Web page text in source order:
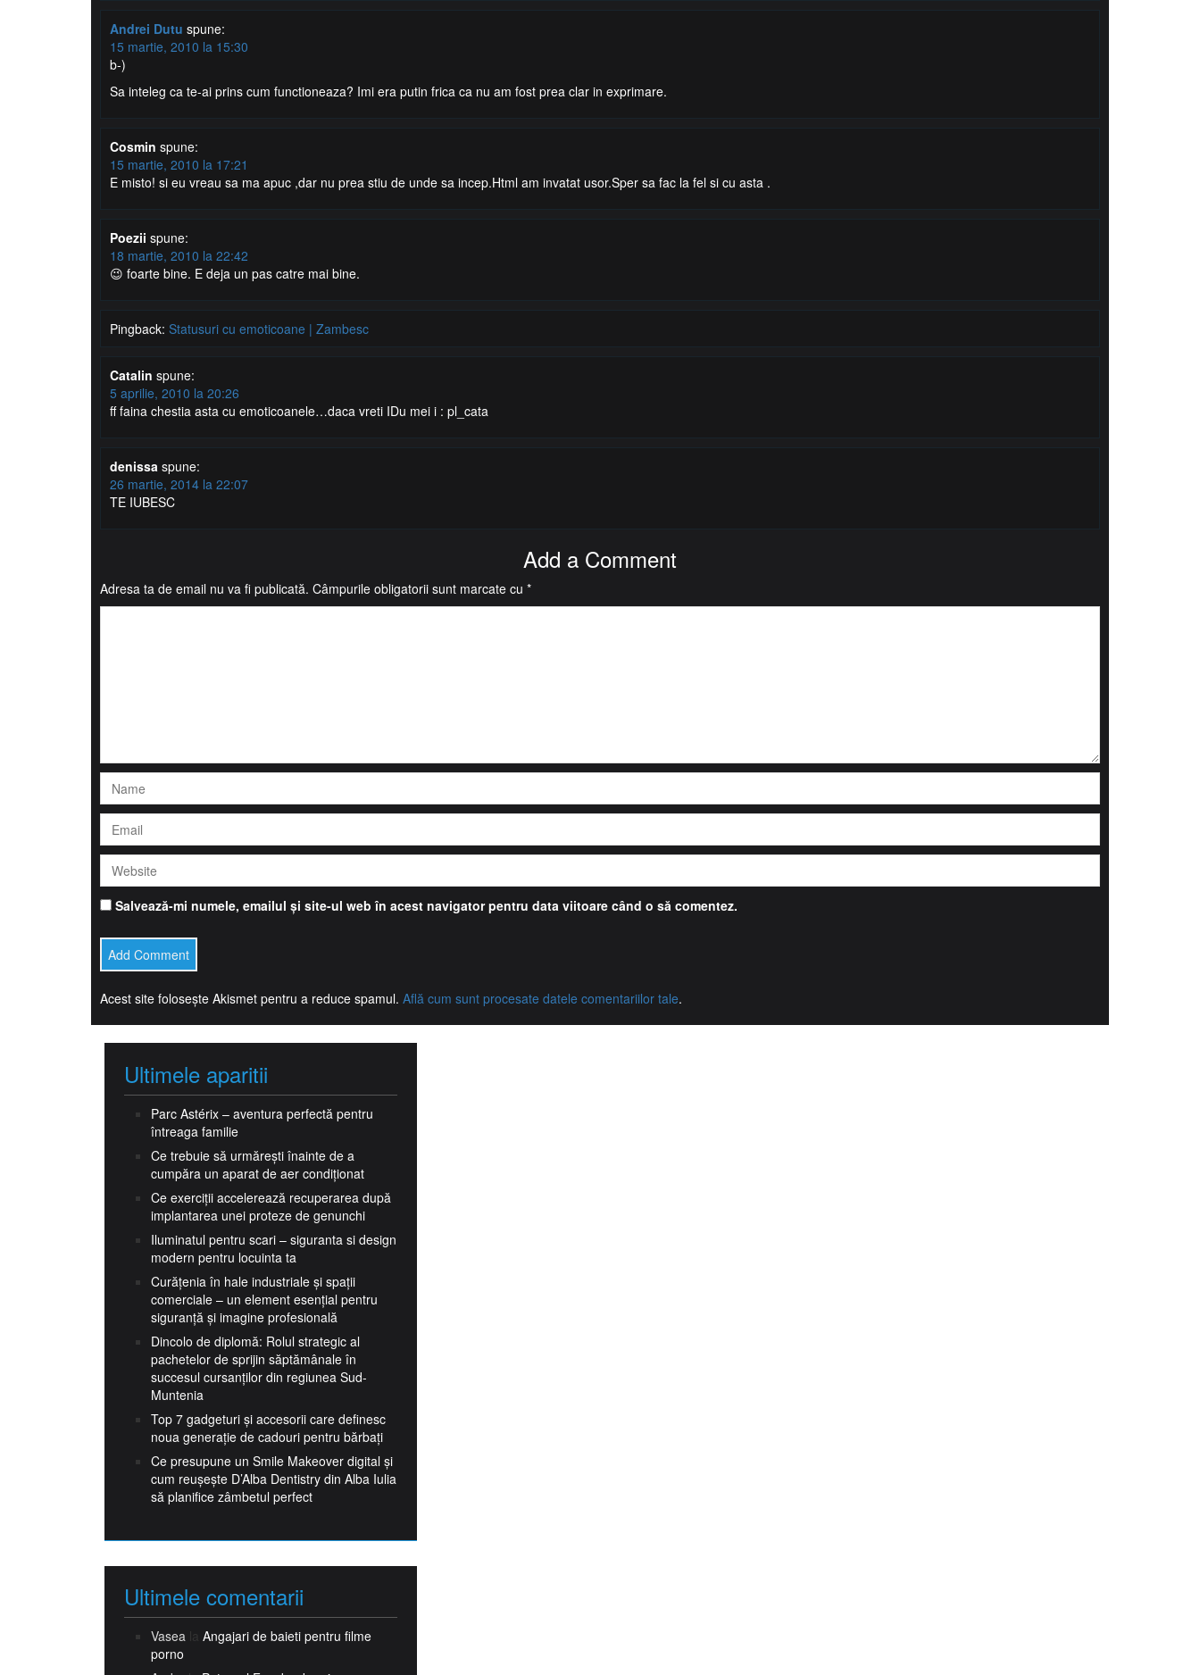
Andrei Dutu spune:
15 martie, 2010 la 15:30
b-)
Sa inteleg ca te-ai prins cum functioneaza? Imi era putin frica ca nu am fost prea clar in exprimare.
Cosmin spune:
15 martie, 2010 la 17:21
E misto! si eu vreau sa ma apuc ,dar nu prea stiu de unde sa incep.Html am invatat usor.Sper sa fac la fel si cu asta .
Poezii spune:
18 martie, 2010 la 22:42
😉 foarte bine. E deja un pas catre mai bine.
Pingback: Statusuri cu emoticoane | Zambesc
Catalin spune:
5 aprilie, 2010 la 20:26
ff faina chestia asta cu emoticoanele…daca vreti IDu mei i : pl_cata
denissa spune:
26 martie, 2014 la 22:07
TE IUBESC
Add a Comment
Adresa ta de email nu va fi publicată. Câmpurile obligatorii sunt marcate cu *
Salvează-mi numele, emailul și site-ul web în acest navigator pentru data viitoare când o să comentez.
Acest site folosește Akismet pentru a reduce spamul. Află cum sunt procesate datele comentariilor tale.
Ultimele aparitii
Parc Astérix – aventura perfectă pentru
întreaga familie
Ce trebuie să urmărești înainte de a
cumpăra un aparat de aer condiționat
Ce exerciții accelerează recuperarea după
implantarea unei proteze de genunchi
Iluminatul pentru scari – siguranta si design
modern pentru locuinta ta
Curățenia în hale industriale și spații
comerciale – un element esențial pentru
siguranță și imagine profesională
Dincolo de diplomă: Rolul strategic al
pachetelor de sprijin săptămânale în
succesul cursanților din regiunea Sud-
Muntenia
Top 7 gadgeturi și accesorii care definesc
noua generație de cadouri pentru bărbați
Ce presupune un Smile Makeover digital și
cum reușește D’Alba Dentistry din Alba Iulia
să planifice zâmbetul perfect
Ultimele comentarii
Vaseala Angajari de baieti pentru filme
porno